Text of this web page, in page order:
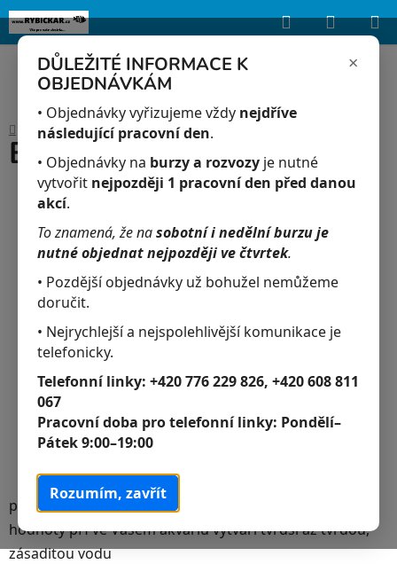
×
DŮLEŽITÉ INFORMACE K
OBJEDNÁVKÁM
• Objednávky vyřizujeme vždy nejdříve
následující pracovní den.
• Objednávky na burzy a rozvozy je nutné
vytvořit nejpozději 1 pracovní den před danou
akcí.
To znamená, že nasobotní i nedělní burzu je
nutné objednat nejpozději ve čtvrtek.
• Pozdější objednávky už bohužel nemůžeme
doručit.
• Nejrychlejší a nejspolehlivější komunikace je
telefonicky.
Telefonní linky: +420 776 229 826, +420 608 811
067
Pracovní doba pro telefonní linky: Pondělí–
Pátek 9:00–19:00
Rozumím, zavřít
Upozorňujeme, že uvedená skladová dostupnost je orientační a může se
lišit podle aktuálních objednávek a prodeje v reálném čase.
obsah
Hledat
KOŠÍK
DomůAkvaristika / Basic PH 250 ml
prostředek k přípravě akvarijní vody pro zvýšení
hodnoty pH ve Vašem akváriu vytváří tvrdší až tvrdou,
zásaditou vodu
Basic PH 250 ml